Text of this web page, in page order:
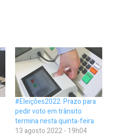
#Eleições2022: Prazo para
pedir voto em trânsito
termina nesta quinta-feira
13 agosto 2022 - 19h04